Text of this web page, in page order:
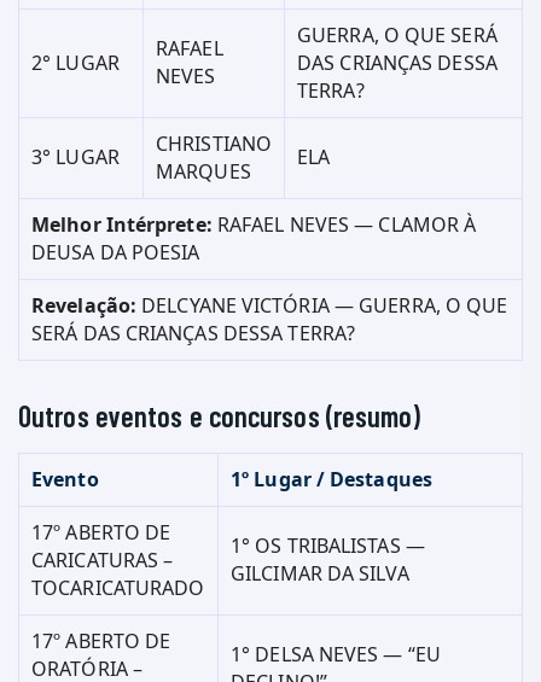
2° LUGAR
RAFAEL
NEVES
GUERRA, O QUE SERÁ
DAS CRIANÇAS DESSA
TERRA?
3° LUGAR
CHRISTIANO
MARQUES
ELA
Melhor Intérprete: RAFAEL NEVES — CLAMOR À
DEUSA DA POESIA
Revelação: DELCYANE VICTÓRIA — GUERRA, O QUE
SERÁ DAS CRIANÇAS DESSA TERRA?
Outros eventos e concursos (resumo)
Evento
1º Lugar / Destaques
17º ABERTO DE
CARICATURAS –
TOCARICATURADO
1° OS TRIBALISTAS —
GILCIMAR DA SILVA
17º ABERTO DE
ORATÓRIA –
1° DELSA NEVES — “EU